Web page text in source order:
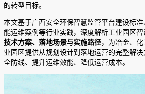
的转型目标。
本文基于广西安全环保智慧监管平台建设标
能运维案例等行业实践，深度解析工业园区智
技术方案、落地场景与实施路径，为冶金、
业园区提供从规划设计到落地运营的完整解
全防线、提升运维效能、降低运营成本。